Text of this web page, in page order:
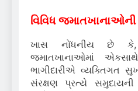
વિવિધ જમાતખાનાઓની
ખાસ નોંધનીય છે કે,
જમાતખાનાઓમાં
ભાગીદારીએ વ્યક્તિગત
સંરક્ષણ પ્રત્યે સમુદાયની